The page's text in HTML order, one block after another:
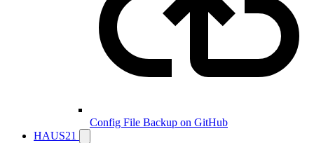
Config File Backup on GitHub
HAUS21